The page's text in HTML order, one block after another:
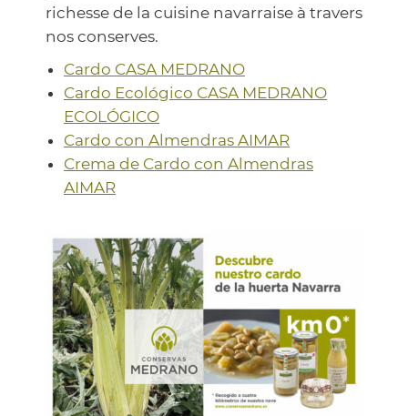
richesse de la cuisine navarraise à travers
nos conserves.
Cardo CASA MEDRANO
Cardo Ecológico CASA MEDRANO
ECOLÓGICO
Cardo con Almendras AIMAR
Crema de Cardo con Almendras
AIMAR